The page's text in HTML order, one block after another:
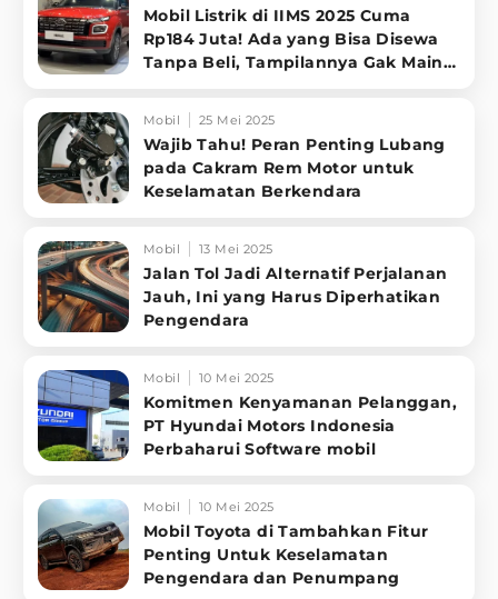
Mobil Listrik di IIMS 2025 Cuma
Rp184 Juta! Ada yang Bisa Disewa
Tanpa Beli, Tampilannya Gak Main-
Mobil 25 Mei 2025
Wajib Tahu! Peran Penting Lubang
pada Cakram Rem Motor untuk
Keselamatan Berkendara
Mobil 13 Mei 2025
Jalan Tol Jadi Alternatif Perjalanan
Jauh, Ini yang Harus Diperhatikan
Pengendara
Mobil 10 Mei 2025
Komitmen Kenyamanan Pelanggan,
PT Hyundai Motors Indonesia
Perbaharui Software mobil
Mobil 10 Mei 2025
Mobil Toyota di Tambahkan Fitur
Penting Untuk Keselamatan
Pengendara dan Penumpang